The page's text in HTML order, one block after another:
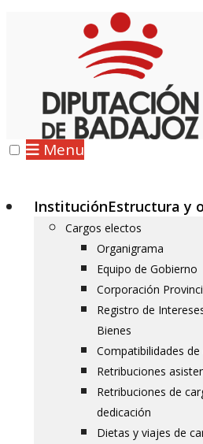
Menu
InstituciónEstructura y
Cargos electos
Organigrama
Equipo de Gobierno
Corporación
Registro de
Bienes
Compatibilidades
Retribuciones
Retribuciones de
dedicación
Dietas y viajes de